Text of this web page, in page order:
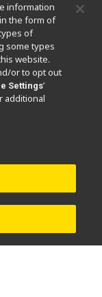
业100周年
information
the form of
of
some types
website.
or to opt out
Settings’
additional